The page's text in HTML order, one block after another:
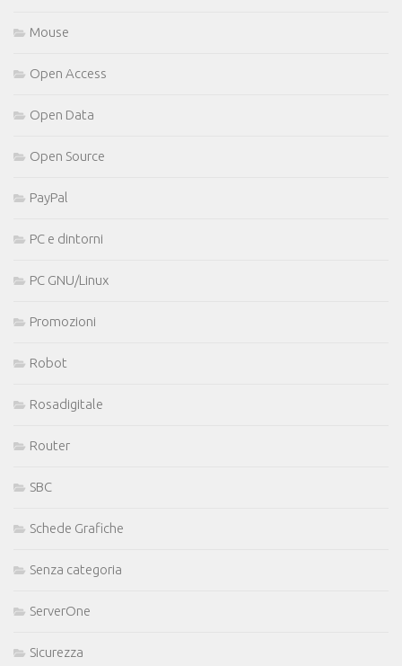
Mouse
Open Access
Open Data
Open Source
PayPal
PC e dintorni
PC GNU/Linux
Promozioni
Robot
Rosadigitale
Router
SBC
Schede Grafiche
Senza categoria
ServerOne
Sicurezza